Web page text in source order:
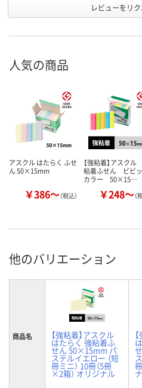
レビューをリ
人気の商品
アスクル はたらく ふせ
ん 50×15mm
￥386～（税込）
【強粘着】アスク
粘着ふせん ビビ
カラー 50×15…
￥248～（
他のバリエーション
商品名 【強粘着】アスクル
はたらく 強粘着ふ
せん 50×15mm パ
ステルイエロー （短
冊ミニ） 10冊（5冊
×2箱） オリジナル